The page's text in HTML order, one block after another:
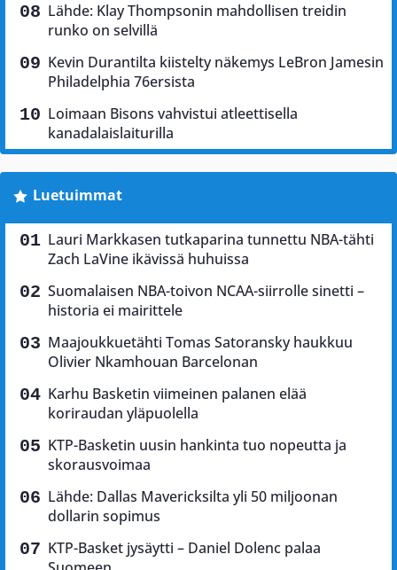
Lähde: Klay Thompsonin mahdollisen treidin
runko on selvillä
Kevin Durantilta kiistelty näkemys LeBron Jamesin
Philadelphia 76ersista
Loimaan Bisons vahvistui atleettisella
kanadalaislaiturilla
Luetuimmat
Lauri Markkasen tutkaparina tunnettu NBA-tähti
Zach LaVine ikävissä huhuissa
Suomalaisen NBA-toivon NCAA-siirrolle sinetti –
historia ei mairittele
Maajoukkuetähti Tomas Satoransky haukkuu
Olivier Nkamhouan Barcelonan
Karhu Basketin viimeinen palanen elää
koriraudan yläpuolella
KTP-Basketin uusin hankinta tuo nopeutta ja
skorausvoimaa
Lähde: Dallas Mavericksilta yli 50 miljoonan
dollarin sopimus
KTP-Basket jysäytti – Daniel Dolenc palaa